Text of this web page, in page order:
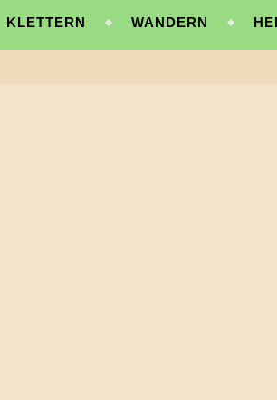
KLETTERN WANDERN